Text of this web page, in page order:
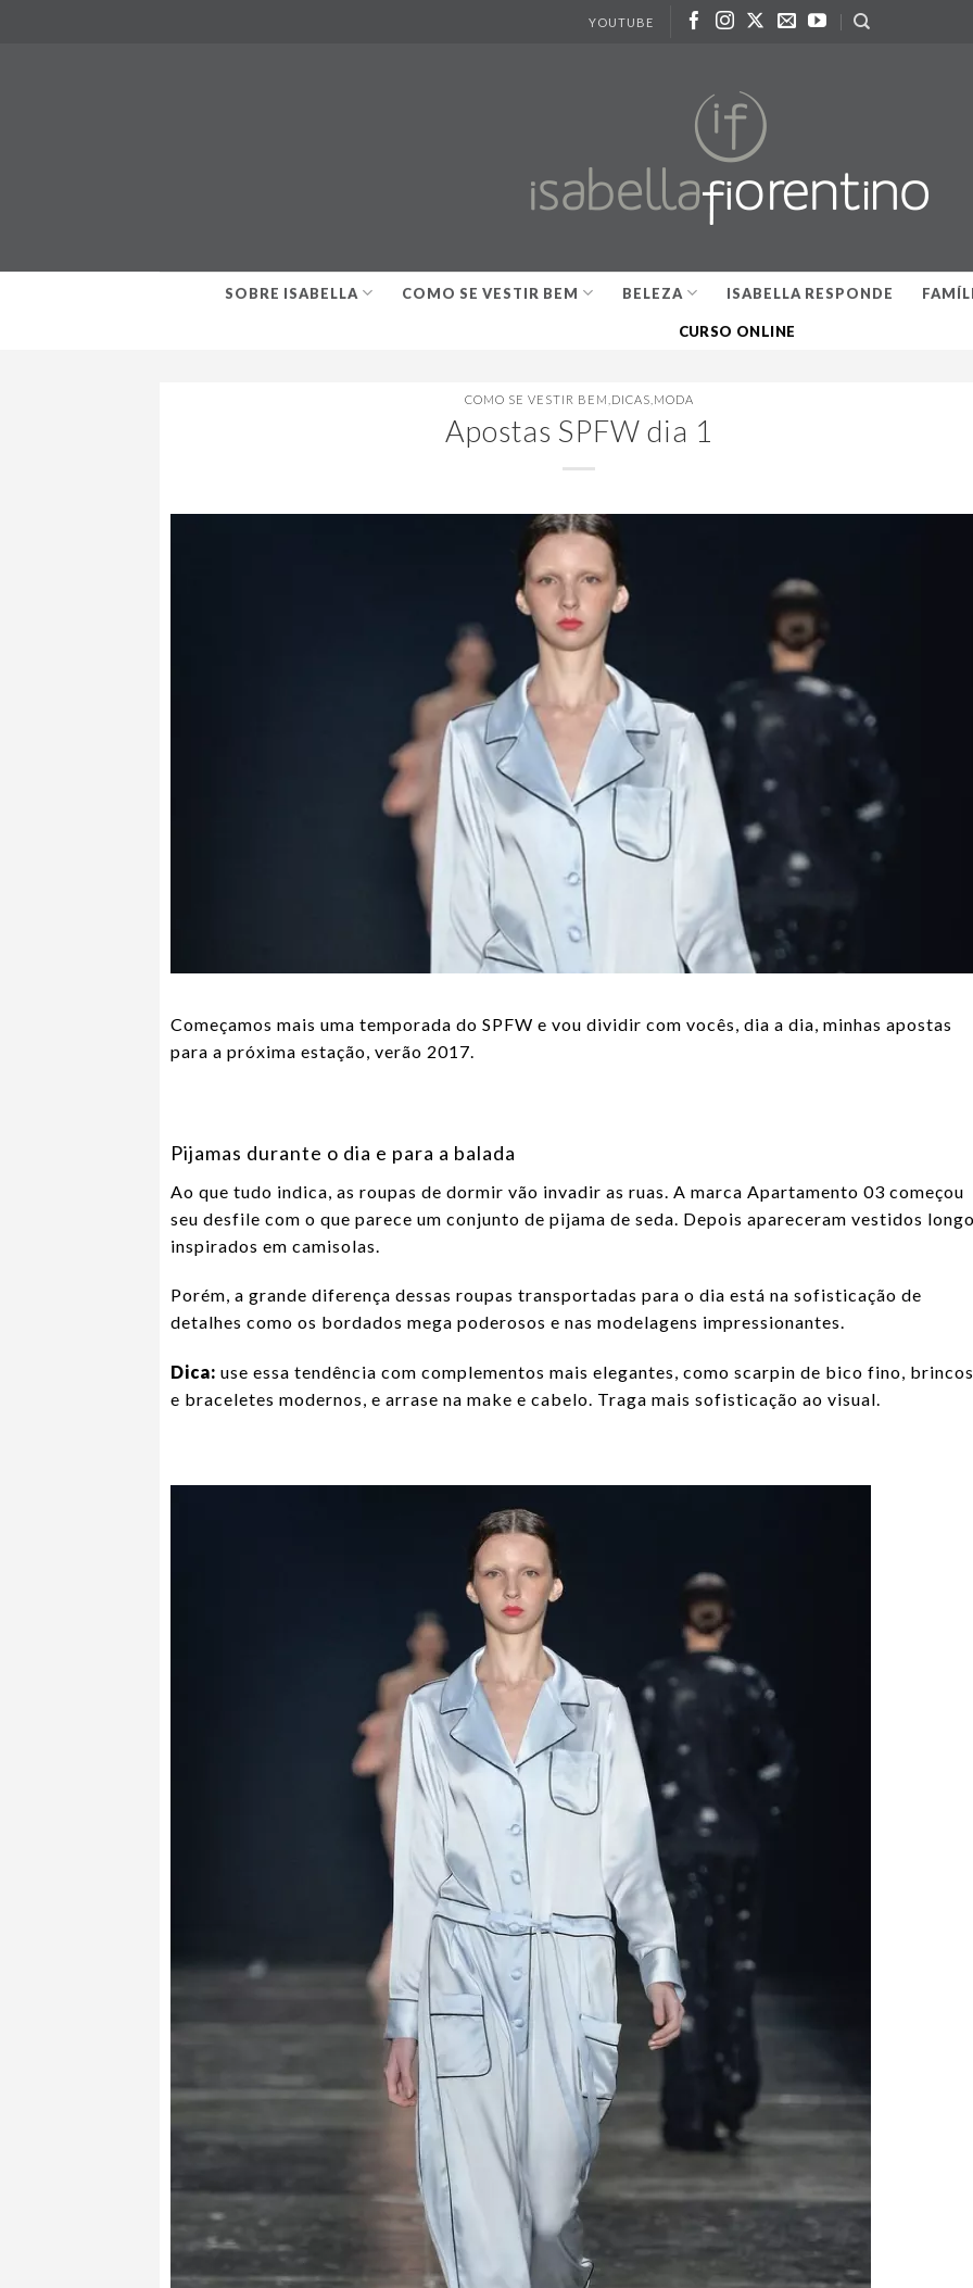
YOUTUBE
SOBRE ISABELLA COMO SE VESTIR BEM BELEZA ISABELLA RESPONDE
CURSO ONLINE
COMO SE VESTIR BEM DICAS MODA
Apostas SPFW dia 1
Começamos mais uma temporada do SPFW e vou dividir com vocês, dia a dia, minhas apostas
para a próxima estação, verão 2017.
Pijamas durante o dia e para a balada
Ao que tudo indica, as roupas de dormir vão invadir as ruas. A marca Apartamento 03 começou
seu desfile com o que parece um conjunto de pijama de seda. Depois apareceram vestidos
inspirados em camisolas.
Porém, a grande diferença dessas roupas transportadas para o dia está na sofisticação de
detalhes como os bordados mega poderosos e nas modelagens impressionantes.
Dica: use essa tendência com complementos mais elegantes, como scarpin de bico fino, brincos
e braceletes modernos, e arrase na make e cabelo. Traga mais sofisticação ao visual.